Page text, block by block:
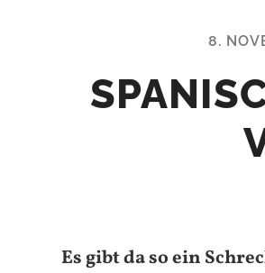
8.
Es gibt da so ein